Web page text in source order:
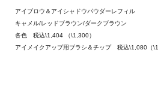
アイブロウ＆アイシャドウパウダーレフィル
キャメル/レッドブラウン/ダークブラウン
各色 税込\1,404 （\1,300）
アイメイクアップ用ブラシ＆チップ 税込\1,080（